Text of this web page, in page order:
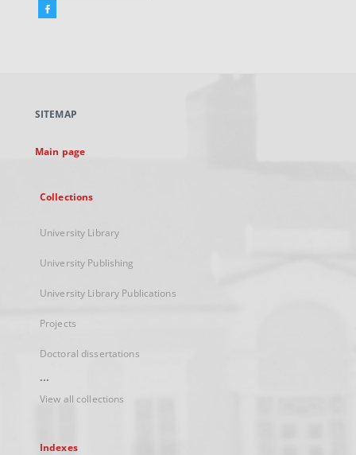
Facebook
new
SITEMAP
Main page
Collections
University Library
University Publishing
University Library Publications
Projects
Doctoral dissertations
...
View all collections
Indexes